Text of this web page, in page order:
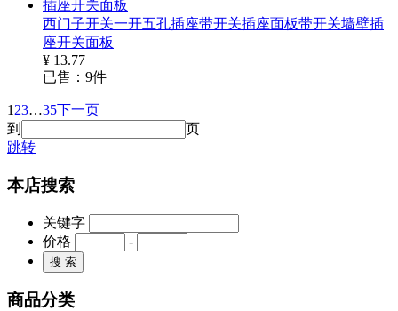
西门子开关一开五孔插座带开关插座面板带开关墙壁插
座开关面板
¥ 13.77
已售： 9件
1 23…35下一页
到
页
跳转
本店搜索
关键字
价格
-
商品分类